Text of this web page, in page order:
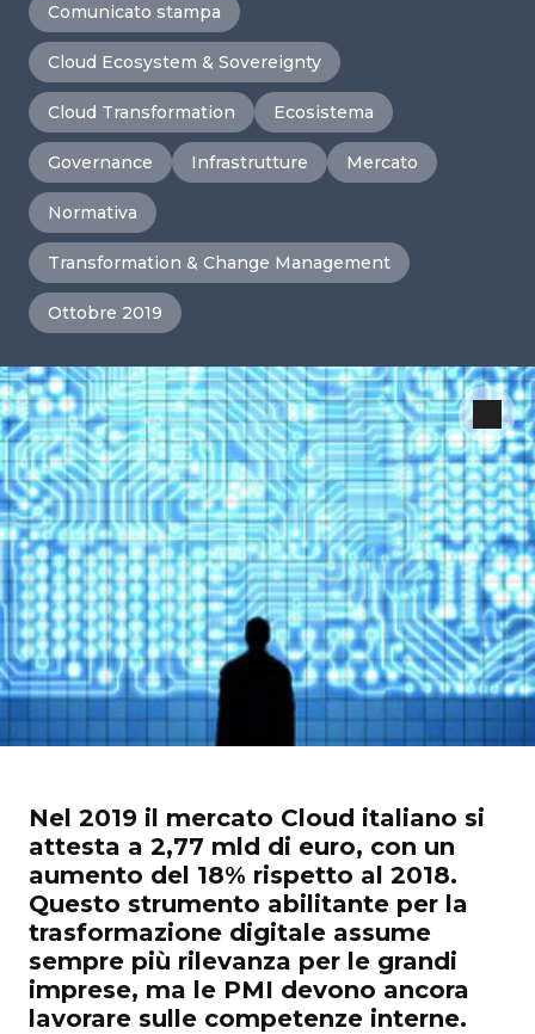
Comunicato stampa
Cloud Ecosystem & Sovereignty
Cloud Transformation Ecosistema
Governance Infrastrutture Mercato
Normativa
Transformation & Change Management
Ottobre 2019
Nel 2019 il mercato Cloud italiano si
attesta a 2,77 mld di euro, con un
aumento del 18% rispetto al 2018.
Questo strumento abilitante per la
trasformazione digitale assume
sempre più rilevanza per le grandi
imprese, ma le PMI devono ancora
lavorare sulle competenze interne.